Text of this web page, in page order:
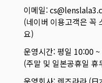
이메일:
(네이버 이용고객은 꼭
요)
운영시간: 평일 10:00
(주말 및 일본공휴일 휴